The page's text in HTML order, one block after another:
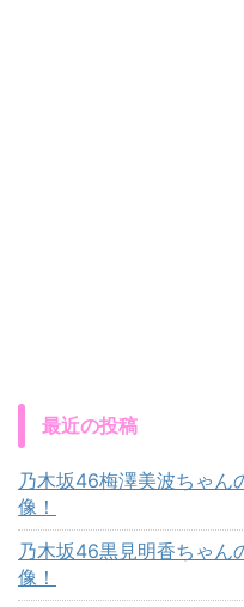
最近の投稿
乃木坂46梅澤美波ちゃん
像！
乃木坂46黒見明香ちゃん
像！